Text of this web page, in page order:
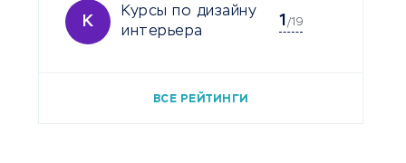
К
Курсы по дизайну
интерьера
1 /19
ВСЕ РЕЙТИНГИ